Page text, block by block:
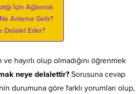
İçin Ağlamak
Anlama Gelir?
Delalet Eder?
ve hayırlı olup olmadığını öğrenmek
neye delalettir?Sorusuna cevap
durumuna göre farklı yorumları olup,